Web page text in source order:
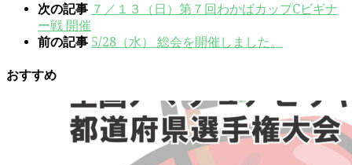
次の記事 ７／１３（日）第７回わかばカップCビギナ
ー戦 開催
前の記事 5/28（水） 総会を開催しました。
おすすめ